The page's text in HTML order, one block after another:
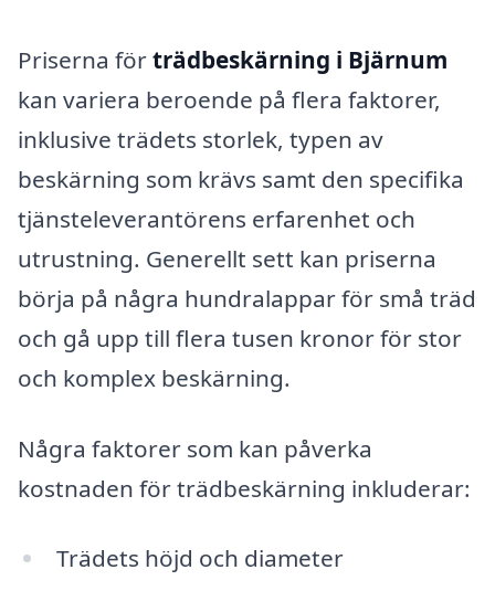
Priserna förträdbeskärning i Bjärnum
kan variera beroende på flera faktorer,
inklusive trädets storlek, typen av
beskärning som krävs samt den specifika
tjänsteleverantörens erfarenhet och
utrustning. Generellt sett kan priserna
börja på några hundralappar för små träd
och gå upp till flera tusen kronor för stor
och komplex beskärning.
Några faktorer som kan påverka
kostnaden för trädbeskärning inkluderar:
Trädets höjd och diameter